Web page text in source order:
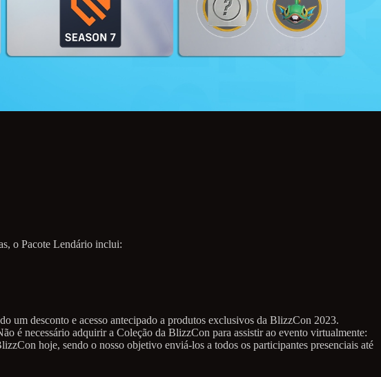
o Pacote Lendário inclui:
um desconto e acesso antecipado a produtos exclusivos da BlizzCon 2023.
é necessário adquirir a Coleção da BlizzCon para assistir ao evento virtualmente:
hoje, sendo o nosso objetivo enviá-los a todos os participantes presenciais até